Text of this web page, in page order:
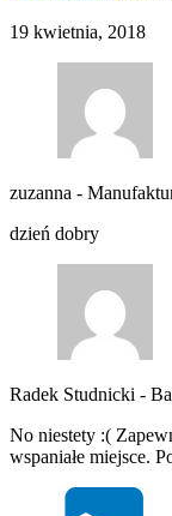
19 kwietnia, 2018
zuzanna -
dzień dobry
Radek Studnicki -
No niestety :(
wspaniałe miejsce.